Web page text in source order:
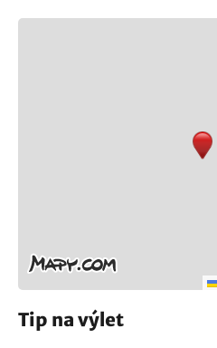
Tip na výlet